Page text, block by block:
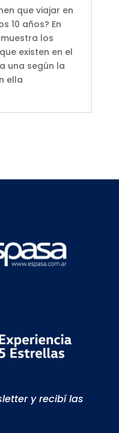
que viajar en
10 años? En
los
existen en el
una según la
ella
y recibí las